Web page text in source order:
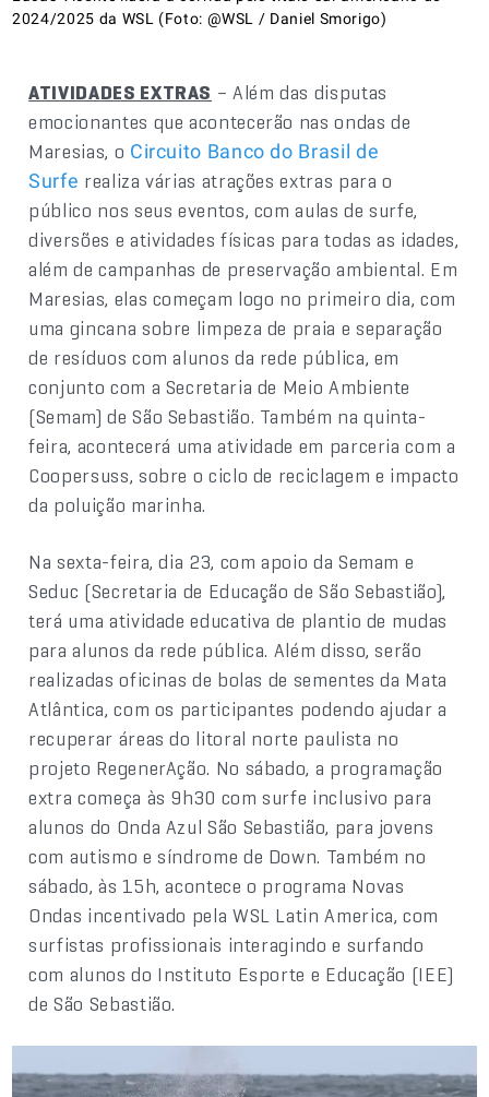
2024/2025 da WSL (Foto: @WSL / Daniel Smorigo)
ATIVIDADES EXTRAS – Além das disputas
emocionantes que acontecerão nas ondas de
Maresias, o Circuito Banco do Brasil de
Surfe realiza várias atrações extras para o
público nos seus eventos, com aulas de surfe,
diversões e atividades físicas para todas as idades,
além de campanhas de preservação ambiental. Em
Maresias, elas começam logo no primeiro dia, com
uma gincana sobre limpeza de praia e separação
de resíduos com alunos da rede pública, em
conjunto com a Secretaria de Meio Ambiente
(Semam) de São Sebastião. Também na quinta-
feira, acontecerá uma atividade em parceria com a
Coopersuss, sobre o ciclo de reciclagem e impacto
da poluição marinha.
Na sexta-feira, dia 23, com apoio da Semam e
Seduc (Secretaria de Educação de São Sebastião),
terá uma atividade educativa de plantio de mudas
para alunos da rede pública. Além disso, serão
realizadas oficinas de bolas de sementes da Mata
Atlântica, com os participantes podendo ajudar a
recuperar áreas do litoral norte paulista no
projeto RegenerAção. No sábado, a programação
extra começa às 9h30 com surfe inclusivo para
alunos do Onda Azul São Sebastião, para jovens
com autismo e síndrome de Down. Também no
sábado, às 15h, acontece o programa Novas
Ondas incentivado pela WSL Latin America, com
surfistas profissionais interagindo e surfando
com alunos do Instituto Esporte e Educação (IEE)
de São Sebastião.